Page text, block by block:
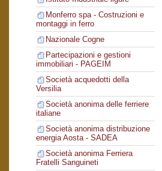
Monferro spa - Costruzioni e
montaggi in ferro
Nazionale Cogne
Partecipazioni e gestioni
immobiliari - PAGEIM
Società acquedotti della
Versilia
Società anonima delle ferriere
italiane
Società anonima distribuzione
energia Aosta - SADEA
Società anonima Ferriera
Fratelli Sanguineti